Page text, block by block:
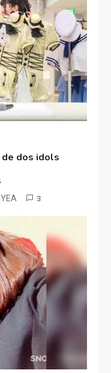
dos idols
3